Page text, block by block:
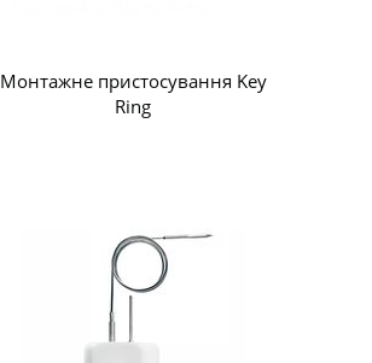
Монтажне пристосування Key
Ring